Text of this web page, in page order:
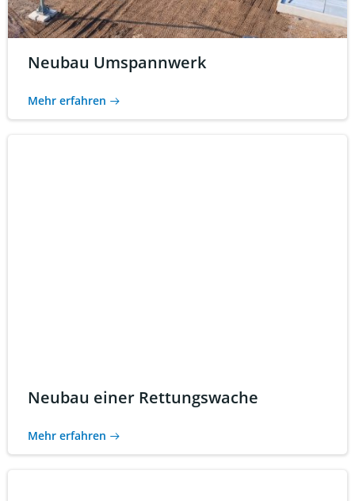
Neubau Umspannwerk
Mehr erfahren
Neubau einer Rettungswache
Mehr erfahren